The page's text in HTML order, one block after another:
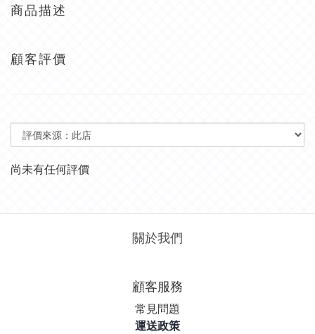
商品描述
顧客評價
尚未有任何評價
關於我們
顧客服務
常見問題
運送政策